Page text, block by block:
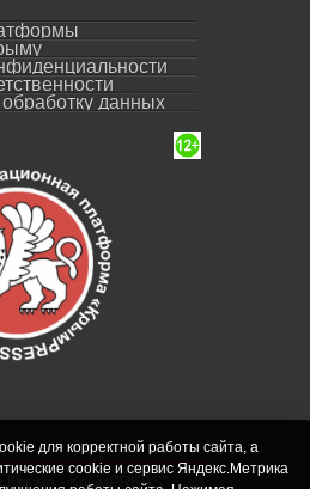
данных
Крыма - КрымPRESS".
для корректной работы сайта, а
cookie и сервис Яндекс.Метрика